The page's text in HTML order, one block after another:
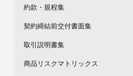
約款・規程集
契約締結前交付書面集
取引説明書集
商品リスクマトリックス